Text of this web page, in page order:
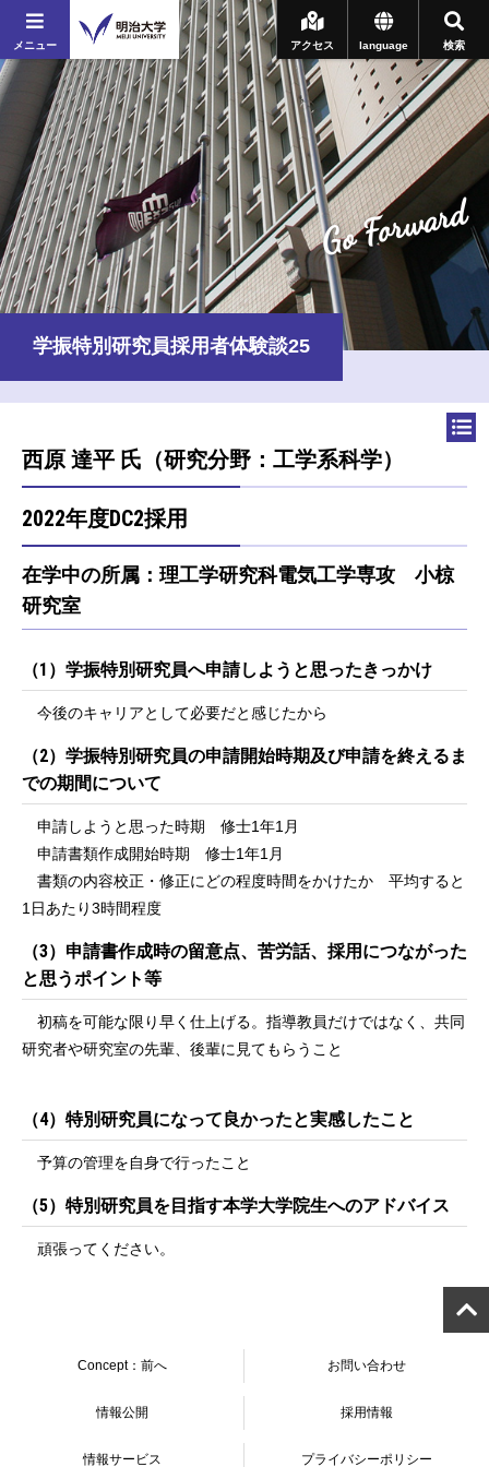
メニュー 検索
language
アクセス
Go Forward
学振特別研究員採用者体験談25
西原 達平 氏（研究分野：工学系科学）
2022年度DC2採用
在学中の所属：理工学研究科電気工学専攻 小椋
研究室
（1）学振特別研究員へ申請しようと思ったきっかけ
今後のキャリアとして必要だと感じたから
（2）学振特別研究員の申請開始時期及び申請を終えるま
での期間について
申請しようと思った時期 修士1年1月
申請書類作成開始時期 修士1年1月
書類の内容校正・修正にどの程度時間をかけたか 平均すると
1日あたり3時間程度
（3）申請書作成時の留意点、苦労話、採用につながった
と思うポイント等
初稿を可能な限り早く仕上げる。指導教員だけではなく、共同
研究者や研究室の先輩、後輩に見てもらうこと
（4）特別研究員になって良かったと実感したこと
予算の管理を自身で行ったこと
（5）特別研究員を目指す本学大学院生へのアドバイス
頑張ってください。
Concept：前へ お問い合わせ
情報公開 採用情報
情報サービス プライバシーポリシー